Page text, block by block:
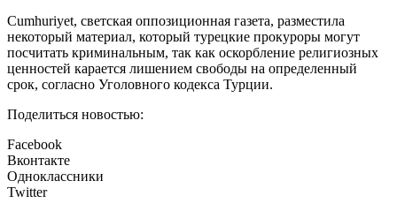
Cumhuriyet, светская оппозиционная газета, разместила
некоторый материал, который турецкие прокуроры могут
посчитать криминальным, так как оскорбление религиозных
ценностей карается лишением свободы на определенный
срок, согласно Уголовного кодекса Турции.
Поделиться новостью:
Facebook
Вконтакте
Одноклассники
Twitter